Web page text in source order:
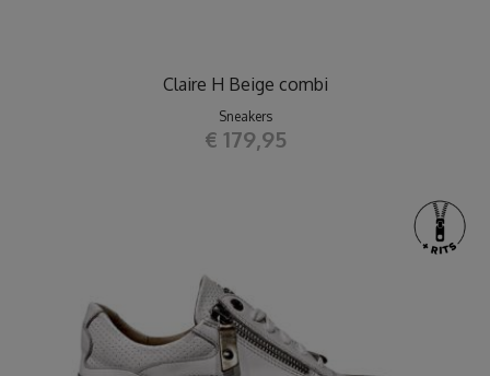
Claire H Beige combi
Sneakers
€ 179,95